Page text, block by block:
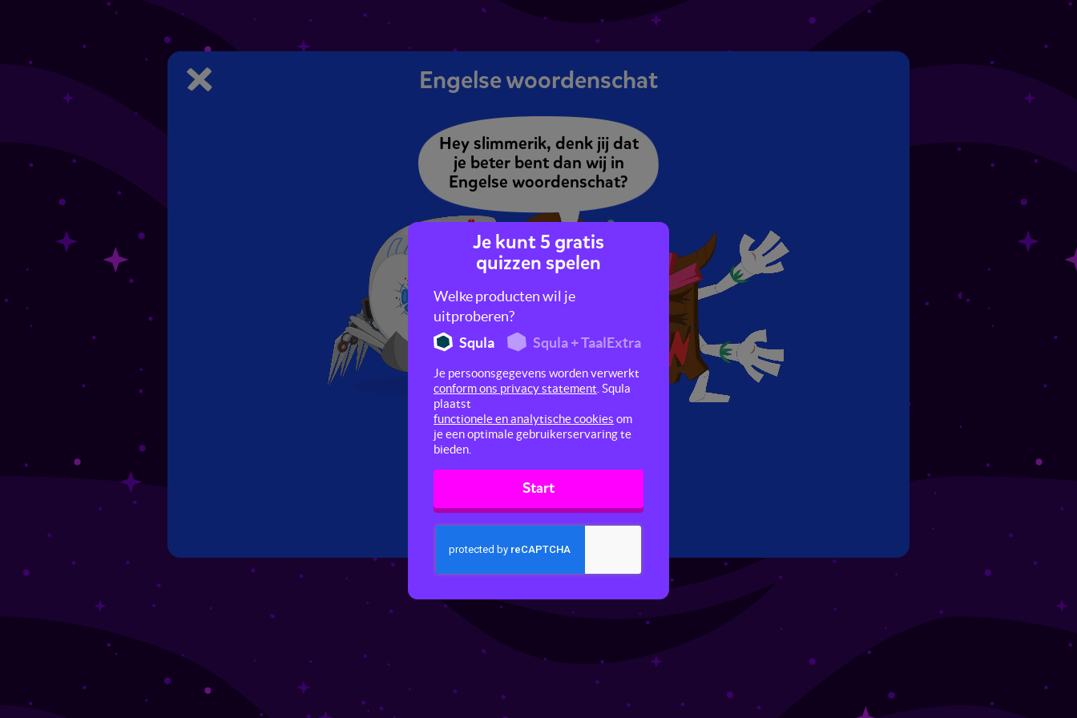
Engelse woordenschat
Hey slimmerik, denk jij dat
je beter bent dan wij in
Engelse woordenschat?
Volgende
Je kunt 5 gratis
quizzen spelen
Welke producten wil je
uitproberen?
Squla
Squla + TaalExtra
Je persoonsgegevens worden verwerkt
conform ons privacy statement . Squla
plaatst
functionele en analytische cookies om
je een optimale gebruikerservaring te
bieden.
Start